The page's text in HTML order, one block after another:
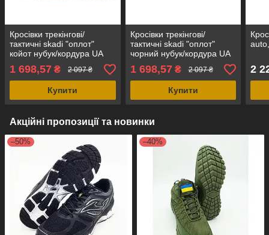
Кросівки трекінгові/
тактичні skadi "оплот"
койот нубук/кордура UA
1 698,57 ₴ 2 097 ₴
Купити
Кросівки трекінгові/
тактичні skadi "оплот"
чорний нубук/кордура UA
1 698,57₴ 2 097 ₴
Купити
2
Акційні пропозиції та новинки
–50% –40%